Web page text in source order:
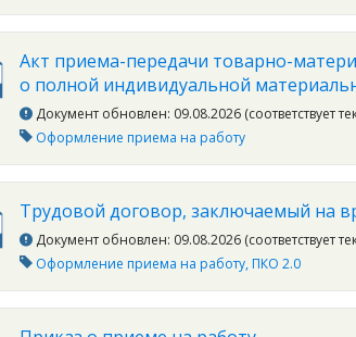
Акт приема-передачи товарно-
о полной индивидуальной
Документ обновлен: 09.08.2026 (соответствует
Оформление приема на работу
Трудовой договор, заключаемый на
Документ обновлен: 09.08.2026 (соответствует
Оформление приема на работу ПКО 2.0